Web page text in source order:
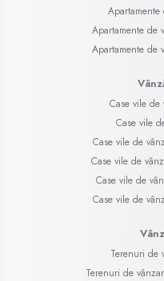
Apartamente
Apartamente de
Apartamente de
Case vile de
Case vile
Case vile de
Case vile de
Case vile de
Case vile de
Terenuri de
Terenuri de